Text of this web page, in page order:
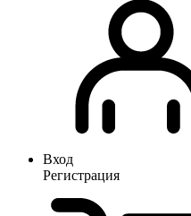
Вход
Регистрация